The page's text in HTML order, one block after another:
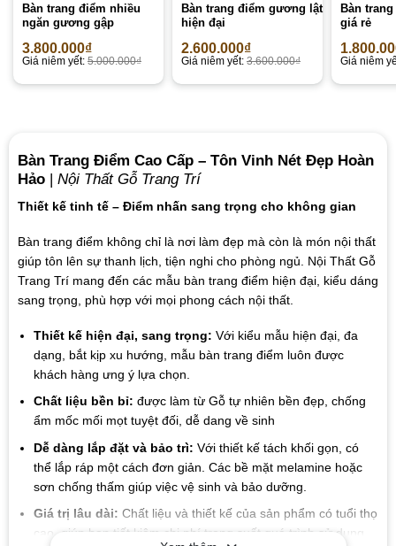
Bàn trang điểm nhiều
ngăn gương gập
3.800.000₫
Giá niêm yết: 5.000.000₫
Bàn trang điểm gương lật
hiện đại
2.600.000₫
Giá niêm yết: 3.600.000₫
Bàn
giá rẻ
Giá niêm
Bàn Trang Điểm Cao Cấp – Tôn Vinh Nét Đẹp Hoàn
Hảo| Nội Thất Gỗ Trang Trí
Thiết kế tinh tế – Điểm nhấn sang trọng cho không gian
Bàn trang điểm không chỉ là nơi làm đẹp mà còn là món nội thất
giúp tôn lên sự thanh lịch, tiện nghi cho phòng ngủ. Nội Thất Gỗ
Trang Trí mang đến các mẫu bàn trang điểm hiện đại, kiểu dáng
sang trọng, phù hợp với mọi phong cách nội thất.
Thiết kế hiện đại, sang trọng: Với kiểu mẫu hiện đại, đa
dạng, bắt kịp xu hướng, mẫu bàn trang điểm luôn được
khách hàng ưng ý lựa chọn.
Chất liệu bền bỉ: được làm từ Gỗ tự nhiên bền đẹp, chống
ẩm mốc mối mọt tuyệt đối, dễ dang về sinh
Dễ dàng lắp đặt và bảo trì: Với thiết kế tách khối gọn, có
thể lắp ráp một cách đơn giản. Các bề mặt melamine hoặc
sơn chống thấm giúp việc vệ sinh và bảo dưỡng.
Giá trị lâu dài: Chất liệu và thiết kế của sản phẩm có tuổi thọ
cao, giúp bạn tiết kiệm chi phí trong suốt quá trình sử dụng